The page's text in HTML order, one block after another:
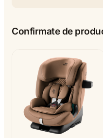
Confirmate de